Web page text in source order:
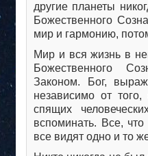
другие планеты
Божественного
мир и гармонию,
Мир и вся жизнь в
Божественного
Законом. Бог,
независимо от
спящих
вспоминать. Все,
все видят одно и то